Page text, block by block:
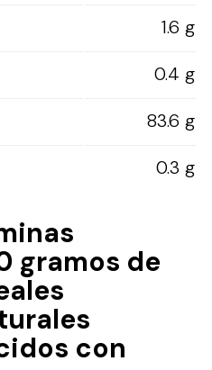
1.6 g
0.4 g
83.6 g
0.3 g
gramos de
con